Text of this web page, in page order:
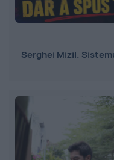
Serghei Mizil.